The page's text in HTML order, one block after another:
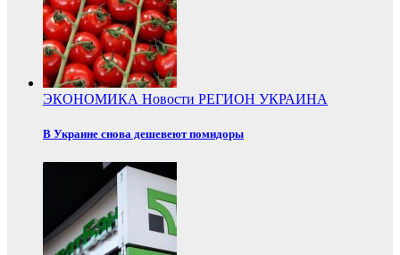
ЭКОНОМИКА Новости РЕГИОН УКРАИНА
В Украине снова дешевеют помидоры